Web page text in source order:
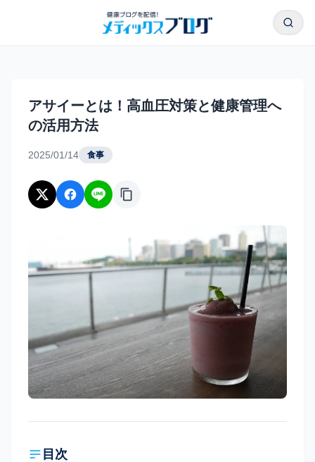
検索
アサイーとは！高血圧対策と健康管理へ
の活用方法
2025/01/14 食事
目次